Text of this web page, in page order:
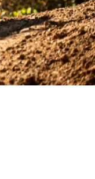
ルトイン